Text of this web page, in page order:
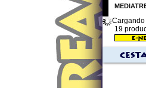
Cargando
19